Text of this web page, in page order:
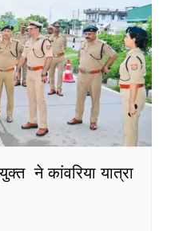
ने कांवरिया यात्रा